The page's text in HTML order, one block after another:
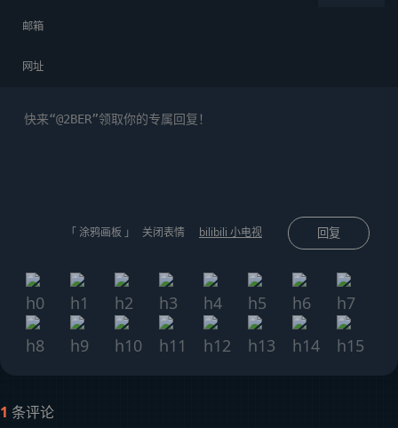
「 涂鸦画板 」 关闭表情 bilibili 小电视 回复
1 条评论